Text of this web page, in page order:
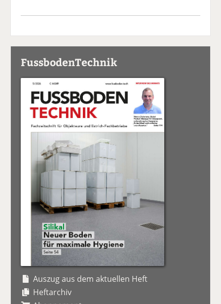
FussbodenTechnik
Auszug aus dem aktuellen Heft
Heftarchiv